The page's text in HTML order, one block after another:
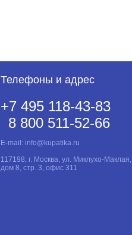
Телефоны и адрес
+7 495 118-43-83
8 800 511-52-66
E-mail: info@kupatika.ru
117198, г. Москва, ул. Миклухо-Маклая,
дом 8, стр. 3, офис 311